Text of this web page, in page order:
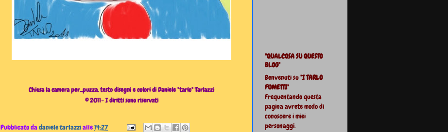
Chiusa la camera per...puzza. testo disegni e colori di Daniele "tarlo" Tarlazzi
© 2011- I diritti sono riservati
Pubblicato dadaniele tarlazzialle14:27
"QUALCOSA SU QUESTO
BLOG"
Benvenuti su"I TARLO
FUMETTI"
Frequentando questa
pagina avrete modo di
conoscere i miei
personaggi.